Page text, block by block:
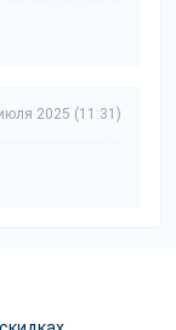
2025 (11:31)